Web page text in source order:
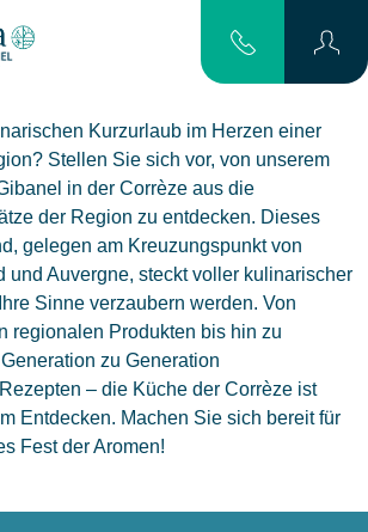
Kurzurlaub im Herzen einer
Stellen Sie sich vor, von unserem
in der Corrèze aus die
der Region zu entdecken. Dieses
gelegen am Kreuzungspunkt von
und Auvergne, steckt voller kulinarischer
Sinne verzaubern werden. Von
regionalen Produkten bis hin zu
zu Generation
– die Küche der Corrèze ist
Entdecken. Machen Sie sich bereit für
Fest der Aromen!